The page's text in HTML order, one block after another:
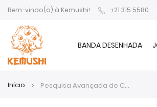
Bem-vindo(a) à Kemushi! +21 315 5580
BANDA DESENHADA
Início Pesquisa Avançada de Catálogo